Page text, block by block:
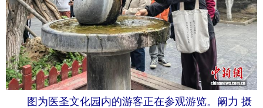
图为医圣文化园内的游客正在参观游览。阚力 摄